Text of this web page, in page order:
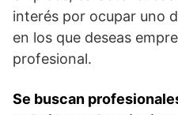
interés por ocupar uno
en los que deseas
profesional.
Se buscan